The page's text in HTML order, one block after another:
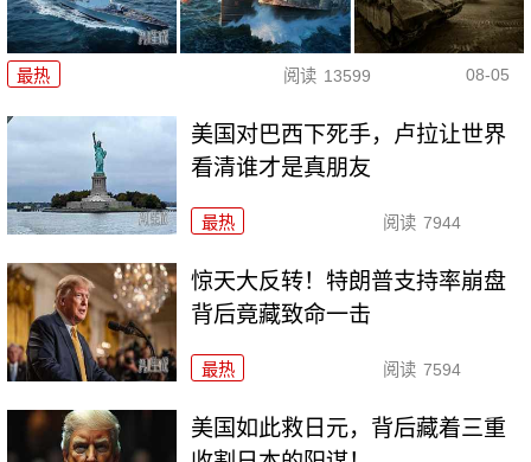
最热 阅读 13599 08-05
美国对巴西下死手，卢拉让世界
看清谁才是真朋友
最热 阅读 7944
惊天大反转！特朗普支持率崩盘
背后竟藏致命一击
最热 阅读 7594
美国如此救日元，背后藏着三重